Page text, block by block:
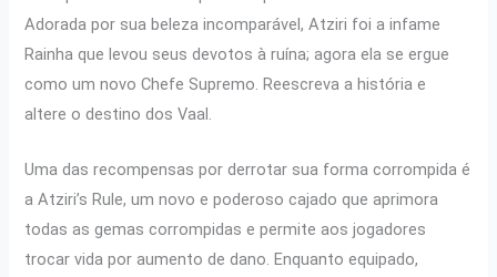
Adorada por sua beleza incomparável, Atziri foi a infame
Rainha que levou seus devotos à ruína; agora ela se ergue
como um novo Chefe Supremo. Reescreva a história e
altere o destino dos Vaal.
Uma das recompensas por derrotar sua forma corrompida é
a Atziri’s Rule, um novo e poderoso cajado que aprimora
todas as gemas corrompidas e permite aos jogadores
trocar vida por aumento de dano. Enquanto equipado,